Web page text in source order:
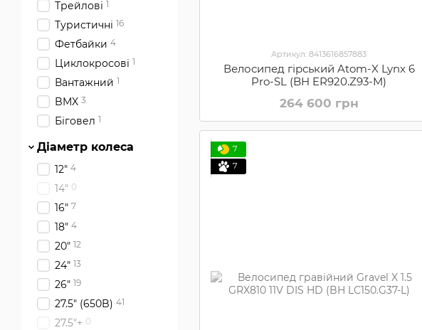
Артикул: 8413616857883
Велосипед гірський Atom-X Lynx 6
Pro-SL (BH ER920.Z93-M)
264 600 грн
7
7
Трейлові 1
Туристичні 16
Фетбайки 4
Циклокросові 1
Вантажний 1
BMX 3
Біговел 1
Діаметр колеса
12" 4
14" 0
16" 7
18" 4
20" 12
24" 13
26" 19
27.5" (650B) 41
27.5"+ 0